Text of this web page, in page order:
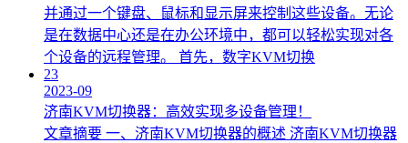
并通过一个键盘、鼠标和显示屏来控制这些设备。无论
是在数据中心还是在办公环境中，都可以轻松实现对各
个设备的远程管理。 首先，数字KVM切换
23
2023-09
济南KVM切换器：高效实现多设备管理！
文章摘要 一、济南KVM切换器的概述 济南KVM切换器